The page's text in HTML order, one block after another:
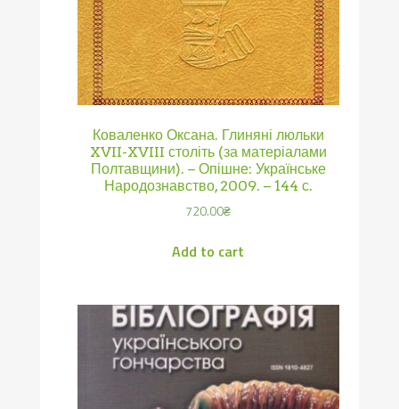
Коваленко Оксана. Глиняні люльки
XVII-XVIII століть (за матеріалами
Полтавщини). – Опішне: Українське
Народознавство, 2009. – 144 с.
720.00₴
Add to cart